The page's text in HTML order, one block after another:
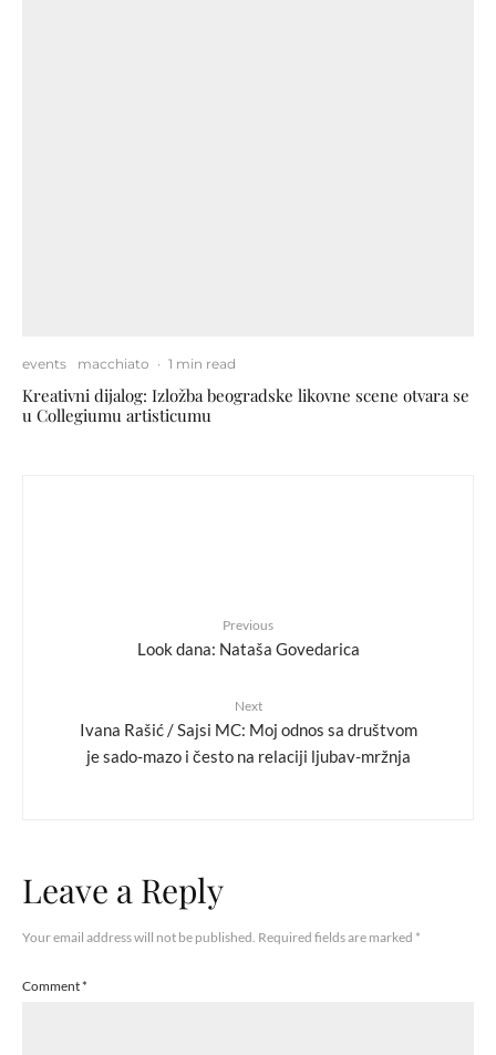
events macchiato · 1 min read
Kreativni dijalog: Izložba beogradske likovne scene otvara se
u Collegiumu artisticumu
Previous
Look dana: Nataša Govedarica
Next
Ivana Rašić / Sajsi MC: Moj odnos sa društvom
je sado-mazo i često na relaciji ljubav-mržnja
Leave a Reply
Your email address will not be published. Required fields are marked *
Comment*